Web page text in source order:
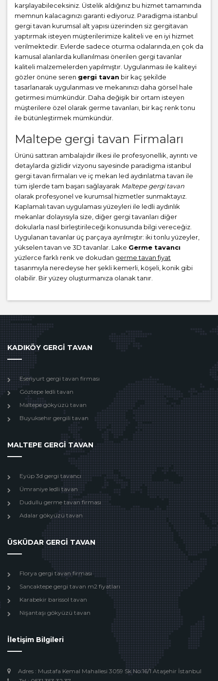
karşılayabileceksiniz. Üstelik aldığınız bu hizmet tamamında
memnun kalacagınızı garanti ediyoruz. Paradigma istanbul
gergi tavan kurumsal alt yapısı üzerinden siz gergitavan
yaptırmak isteyen müşterilerimize kaliteli ve en iyi hizmet
verilmektedir. Evlerde sadece oturma odalarında,en çok da
kamusal alanlarda kullanılması önerilen gergi tavanlar
kaliteli malzemelerden yapılmıştır. Uygulanması ile kaliteyi
gözler önüne seren gergi tavan bir kaç şekilde
tasarlanarak uygulanması ve mekanınızı daha görsel hale
getirmesi mümkündür. Daha değişik bir ortam isteyen
müşterilere özel olarak germe tavanları, bir kaç renk tonu
ile bütünleştirmek mümkündür.
Maltepe gergi tavan Firmaları
Ürünü sattıran ambalajıdır ilkesi ile profesyonellik, ayrıntı ve
detaylarda gizlidir vizyonu sayesinde paradigma istanbul
gergi tavan firmaları ve iç mekan led aydınlatma tavan ile
tüm işlerde tam başarı sağlayarak Maltepe gergi tavan
olarak profesyonel ve kurumsal hizmetler sunmaktayız.
Kaplamalı tavan uygulaması yüzeyleri ile ledli aydınlık
mekanlar dolayısıyla size, diğer gergi tavanları diğer
dokularla nasıl birleştirileceği konusunda bilgi vereceğiz.
Uygulanan tavanlar üç parçaya ayrılmıştır: iki tonlu yüzeyler,
yükselen tavan ve 3D tavanlar. Lake Germe tavancı
yüzlerce farklı renk ve dokudan germe tavan fiyat
tasarımıyla neredeyse her şekli kemerli, köşeli, konik gibi
olabilir. Bir yüzey oluşturmanıza olanak tanır.
KADIKÖY GERGİ TAVAN
Esenyurt gergi tavan firması
Göztepe ledli tavan
Maltepe gökyüzü tavan
Buyuksehır gergili tavan
MALTEPE GERGİ TAVAN
Eyüp 3d gergi tavancı
Ümraniye ledli tavan
Dudullu germe tavan firması
Adalar gökyüzü tavan
ÜSKÜDAR GERGİ TAVAN
Florya gergi tavan firması
Sancaktepe gergi tavan m2 fiyatları
Karabekir barissol tavan
Nişantaşı gökyüzü tavan
İletişim Bilgileri
Adres : Mustafa Kemal Mahallesi 3059 Sk No:16/1 Ataşehir İstanbul